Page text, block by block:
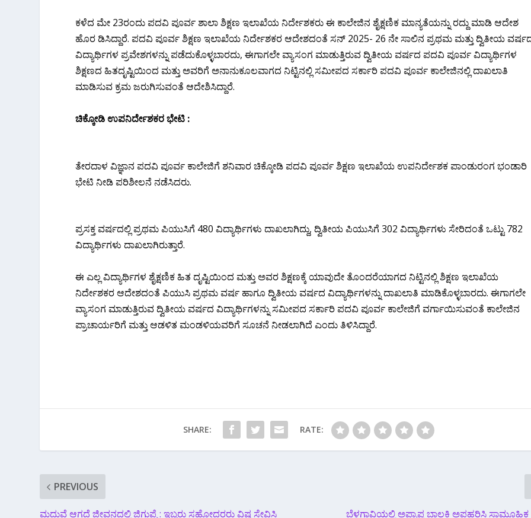
ಕಳೆದ ಮೇ 23ರಂದು ಪದವಿ ಪೂರ್ವ ಶಾಲಾ ಶಿಕ್ಷಣ ಇಲಾಖೆಯ ನಿರ್ದೇಶಕರು ಈ ಕಾಲೇಜಿನ ಶೈಕ್ಷಣಿಕ ಮಾನ್ಯತೆಯನ್ನು ರದ್ದು ಮಾಡಿ ಆದೇಶ
ಹೊರ ಡಿಸಿದ್ದಾರೆ. ಪದವಿ ಪೂರ್ವ ಶಿಕ್ಷಣ ಇಲಾಖೆಯ ನಿರ್ದೇಶಕರ ಆದೇಶದಂತೆ ಸನ್ 2025- 26 ನೇ ಸಾಲಿನ ಪ್ರಥಮ ಮತ್ತು ದ್ವಿತೀಯ
ವಿದ್ಯಾರ್ಥಿಗಳ ಪ್ರವೇಶಗಳನ್ನು ಪಡೆದುಕೊಳ್ಳಬಾರದು, ಈಗಾಗಲೇ ವ್ಯಾಸಂಗ ಮಾಡುತ್ತಿರುವ ದ್ವಿತೀಯ ವರ್ಷದ ಪದವಿ ಪೂರ್ವ ವಿದ್ಯಾರ್ಥಿಗಳ
ಶಿಕ್ಷಣದ ಹಿತದೃಷ್ಟಿಯಿಂದ ಮತ್ತು ಅವರಿಗೆ ಅನಾನುಕೂಲವಾಗದ ನಿಟ್ಟಿನಲ್ಲಿ ಸಮೀಪದ ಸರ್ಕಾರಿ ಪದವಿ ಪೂರ್ವ ಕಾಲೇಜಿನಲ್ಲಿ ದಾಖಲಾತಿ
ಮಾಡಿಸುವ ಕ್ರಮ ಜರುಗಿಸುವಂತೆ ಆದೇಶಿಸಿದ್ದಾರೆ.
ಚಿಕ್ಕೋಡಿ ಉಪನಿರ್ದೇಶಕರ ಭೇಟಿ :
ತೇರದಾಳ ವಿಜ್ಞಾನ ಪದವಿ ಪೂರ್ವ ಕಾಲೇಜಿಗೆ ಶನಿವಾರ ಚಿಕ್ಕೋಡಿ ಪದವಿ ಪೂರ್ವ ಶಿಕ್ಷಣ ಇಲಾಖೆಯ ಉಪನಿರ್ದೇಶಕ ಪಾಂಡುರಂಗ ಭಂಡಾರಿ
ಭೇಟಿ ನೀಡಿ ಪರಿಶೀಲನೆ ನಡೆಸಿದರು.
ಪ್ರಸಕ್ತ ವರ್ಷದಲ್ಲಿ ಪ್ರಥಮ ಪಿಯುಸಿಗೆ 480 ವಿದ್ಯಾರ್ಥಿಗಳು ದಾಖಲಾಗಿದ್ದು, ದ್ವಿತೀಯ ಪಿಯುಸಿಗೆ 302 ವಿದ್ಯಾರ್ಥಿಗಳು ಸೇರಿದಂತೆ ಒಟ್ಟು 782
ವಿದ್ಯಾರ್ಥಿಗಳು ದಾಖಲಾಗಿರುತ್ತಾರೆ.
ಈ ಎಲ್ಲ ವಿದ್ಯಾರ್ಥಿಗಳ ಶೈಕ್ಷಣಿಕ ಹಿತ ದೃಷ್ಟಿಯಿಂದ ಮತ್ತು ಅವರ ಶಿಕ್ಷಣಕ್ಕೆ ಯಾವುದೇ ತೊಂದರೆಯಾಗದ ನಿಟ್ಟಿನಲ್ಲಿ ಶಿಕ್ಷಣ ಇಲಾಖೆಯ
ನಿರ್ದೇಶಕರ ಆದೇಶದಂತೆ ಪಿಯುಸಿ ಪ್ರಥಮ ವರ್ಷ ಹಾಗೂ ದ್ವಿತೀಯ ವರ್ಷದ ವಿದ್ಯಾರ್ಥಿಗಳನ್ನು ದಾಖಲಾತಿ ಮಾಡಿಕೊಳ್ಳಬಾರದು. ಈಗಾಗಲೇ
ವ್ಯಾಸಂಗ ಮಾಡುತ್ತಿರುವ ದ್ವಿತೀಯ ವರ್ಷದ ವಿದ್ಯಾರ್ಥಿಗಳನ್ನು ಸಮೀಪದ ಸರ್ಕಾರಿ ಪದವಿ ಪೂರ್ವ ಕಾಲೇಜಿಗೆ ವರ್ಗಾಯಿಸುವಂತೆ ಕಾಲೇಜಿನ
ಪ್ರಾಚಾರ್ಯರಿಗೆ ಮತ್ತು ಆಡಳಿತ ಮಂಡಳಿಯವರಿಗೆ ಸೂಚನೆ ನೀಡಲಾಗಿದೆ ಎಂದು ತಿಳಿಸಿದ್ದಾರೆ.
SHARE: RATE:
PREVIOUS
ಮದುವೆ ಆಗದೆ ಜೀವನದಲ್ಲಿ ಜಿಗುಪ್ಸೆ : ಇಬ್ಬರು ಸಹೋದರರು ವಿಷ ಸೇವಿಸಿ
ಬೆಳಗಾವಿಯಲ್ಲಿ ಅಪ್ರಾಪ್ತ ಬಾಲಕಿ ಅಪಹರಿಸಿ ಸಾಮೂಹಿಕ